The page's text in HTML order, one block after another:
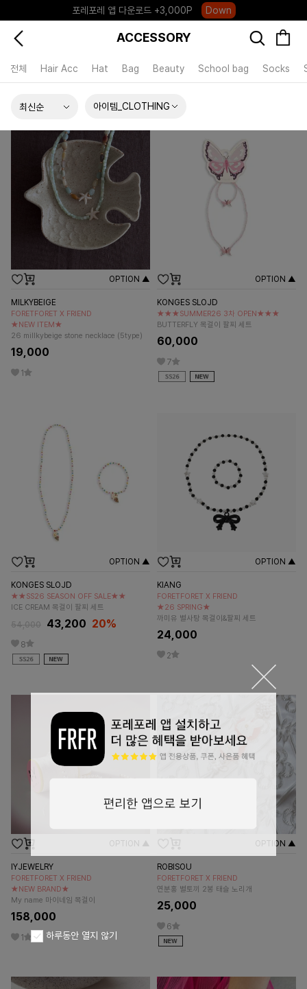
포레포레 앱 다운로드 +3,000P
Down
하우스오브캐러셀, 국내단독 프리오더(~8/10)
Click
ACCESSORY
전체 Hair Acc Hat Bag Beauty School bag Socks
아이템_CLOTHING
OPTION ▲
MILKYBEIGE
FORETFORET X FRIEND
★NEW ITEM★
26 millkybeige stone necklace (5type)
19,000
1
OPTION ▲
KONGES SLOJD
★★★SUMMER26 3차 OPEN★★★
BUTTERFLY 목걸이 팔찌 세트
60,000
7
OPTION ▲
KONGES SLOJD
★★SS26 SEASON OFF SALE★★
ICE CREAM 목걸이 팔찌 세트
54,000 43,200 20%
8
OPTION ▲
KIANG
FORETFORET X FRIEND
★26 SPRING★
까미유 별사탕 목걸이&팔찌 세트
24,000
2
OPTION ▲
IYJEWELRY
FORETFORET X FRIEND
★NEW BRAND★
My name 마이네임 목걸이
158,000
1
OPTION ▲
ROBISOU
FORETFORET X FRIEND
연분홍 별토끼 2봉 태슬 노리개
25,000
6
하루동안 열지 않기